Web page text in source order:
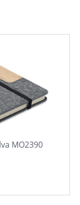
MO2390